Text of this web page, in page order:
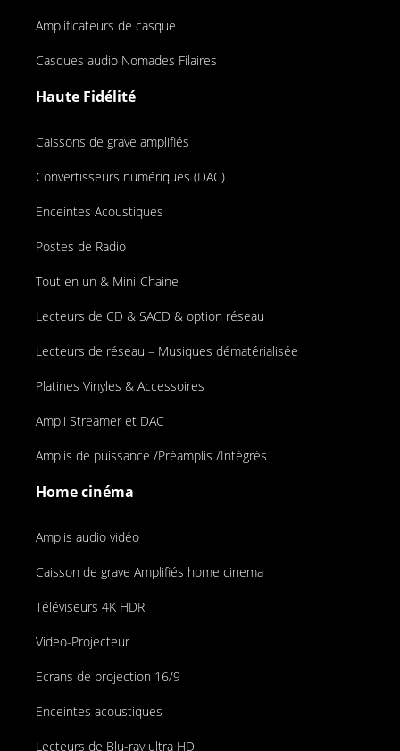
Amplificateurs de casque
Casques audio Nomades Filaires
Haute Fidélité
Caissons de grave amplifiés
Convertisseurs numériques (DAC)
Enceintes Acoustiques
Postes de Radio
Tout en un & Mini-Chaine
Lecteurs de CD & SACD & option réseau
Lecteurs de réseau – Musiques dématérialisée
Platines Vinyles & Accessoires
Ampli Streamer et DAC
Amplis de puissance /Préamplis /Intégrés
Home cinéma
Amplis audio vidéo
Caisson de grave Amplifiés home cinema
Téléviseurs 4K HDR
Video-Projecteur
Ecrans de projection 16/9
Enceintes acoustiques
Lecteurs de Blu-ray ultra HD